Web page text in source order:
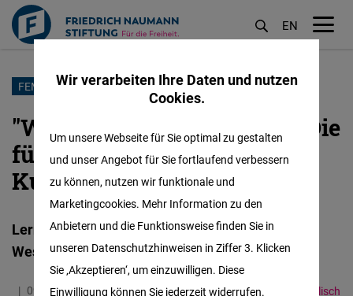
Direkt
Inhalt
EN
FEMALE FORWARD
"Women, Power, Politics" - Die
fünfte Staffel unserer
Kurzdoku-Serie
Lerne starke & engagierte Frauen aus den
Westbalkan-Staaten kennen!
09.10.2025 1.2 Minuten Western Balkans Englisch
Wir verarbeiten Ihre Daten und nutzen
Cookies.
Um unsere Webseite für Sie optimal zu gestalten
und unser Angebot für Sie fortlaufend verbessern
zu können, nutzen wir funktionale und
Marketingcookies. Mehr Information zu den
Anbietern und die Funktionsweise finden Sie in
unseren Datenschutzhinweisen in Ziffer 3. Klicken
Sie ‚Akzeptieren‘, um einzuwilligen. Diese
Einwilligung können Sie jederzeit widerrufen.